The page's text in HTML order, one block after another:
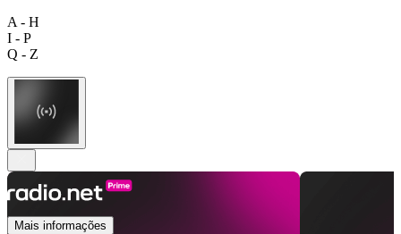
A - H
I - P
Q - Z
Mais informações